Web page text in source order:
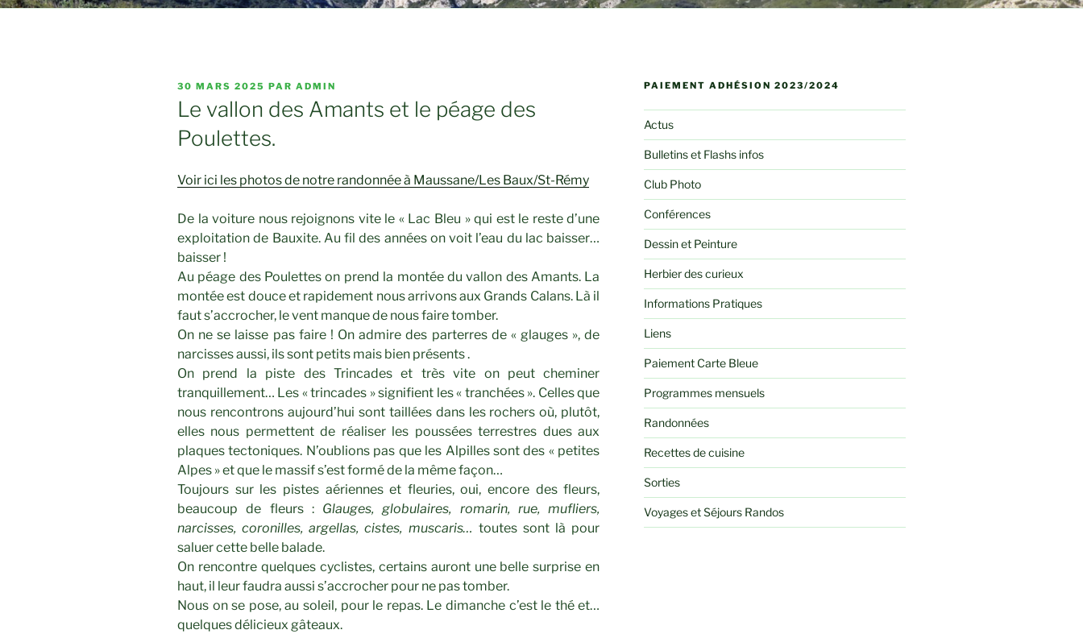
PUBLIÉ
LE
30 MARS 2025 PAR ADMIN
Le vallon des Amants et le péage des
Poulettes.
Voir ici les photos de notre randonnée à Maussane/Les Baux/St-Rémy
De la voiture nous rejoignons vite le « Lac Bleu » qui est le reste d’une
exploitation de Bauxite. Au fil des années on voit l’eau du lac baisser…
baisser !
Au péage des Poulettes on prend la montée du vallon des Amants. La
montée est douce et rapidement nous arrivons aux Grands Calans. Là il
faut s’accrocher, le vent manque de nous faire tomber.
On ne se laisse pas faire ! On admire des parterres de « glauges », de
narcisses aussi, ils sont petits mais bien présents .
On prend la piste des Trincades et très vite on peut cheminer
tranquillement… Les « trincades » signifient les « tranchées ». Celles que
nous rencontrons aujourd’hui sont taillées dans les rochers où, plutôt,
elles nous permettent de réaliser les poussées terrestres dues aux
plaques tectoniques. N’oublions pas que les Alpilles sont des « petites
Alpes » et que le massif s’est formé de la même façon…
Toujours sur les pistes aériennes et fleuries, oui, encore des fleurs,
beaucoup de fleurs : Glauges, globulaires, romarin, rue, mufliers,
narcisses, coronilles, argellas, cistes, muscaris… toutes sont là pour
saluer cette belle balade.
On rencontre quelques cyclistes, certains auront une belle surprise en
haut, il leur faudra aussi s’accrocher pour ne pas tomber.
Nous on se pose, au soleil, pour le repas. Le dimanche c’est le thé et…
quelques délicieux gâteaux.
PAIEMENT ADHÉSION 2023/2024
Actus
Bulletins et Flashs infos
Club Photo
Conférences
Dessin et Peinture
Herbier des curieux
Informations Pratiques
Liens
Paiement Carte Bleue
Programmes mensuels
Randonnées
Recettes de cuisine
Sorties
Voyages et Séjours Randos